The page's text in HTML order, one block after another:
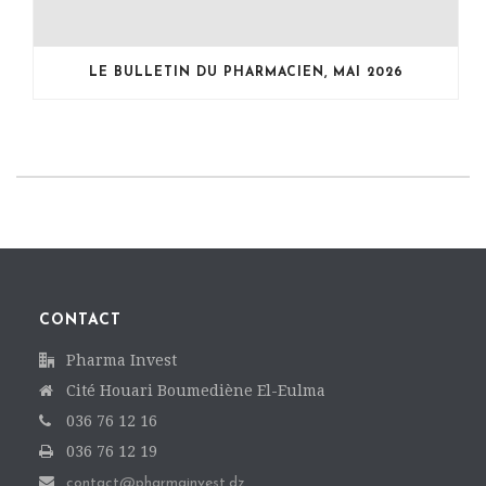
LE BULLETIN DU PHARMACIEN, MAI 2026
CONTACT
Pharma Invest
Cité Houari Boumediène El-Eulma
036 76 12 16
036 76 12 19